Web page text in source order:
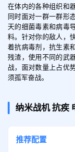
在体内的各种组织和
同时面对一群一群形
天的细菌毒素和病毒
料。针对你的敌人，
着抗病毒剂，抗生素
残渣，使用不同的武
战，面对数量上占优
须孤军奋战。
纳米战机 抗疾
推荐配置